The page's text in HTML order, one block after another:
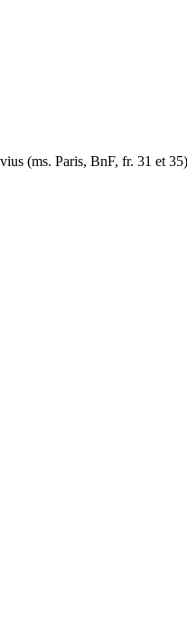
(ms. Paris, BnF, fr. 31 et